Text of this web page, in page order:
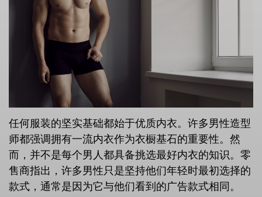
任何服装的坚实基础都始于优质内衣。许多男性造型
师都强调拥有一流内衣作为衣橱基石的重要性。然
而，并不是每个男人都具备挑选最好内衣的知识。零
售商指出，许多男性只是坚持他们年轻时最初选择的
款式，通常是因为它与他们看到的广告款式相同。